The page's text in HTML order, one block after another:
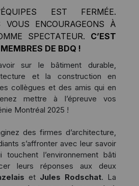
EST FERMÉE.
VOUS ENCOURAGEONS À
SPECTATEUR. C’EST
DE BDQ !
sur le bâtiment durable,
et la construction en
collègues et des amis qui en
mettre à l’épreuve vos
Montréal 2025 !
des firmes d’architecture,
s’affronter avec leur savoir
l’environnement bâti
leurs réponses aux deux
et Jules Rodschat. La